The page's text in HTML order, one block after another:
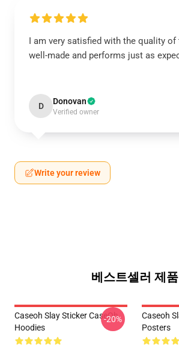
I am very satisfied with the quality of
well-made and performs just as
D Donovan
Verified owner
Write your review
베스트셀러 제품
Caseoh Slay Sticker CaseOh
Hoodies
-20%
Caseoh
Posters